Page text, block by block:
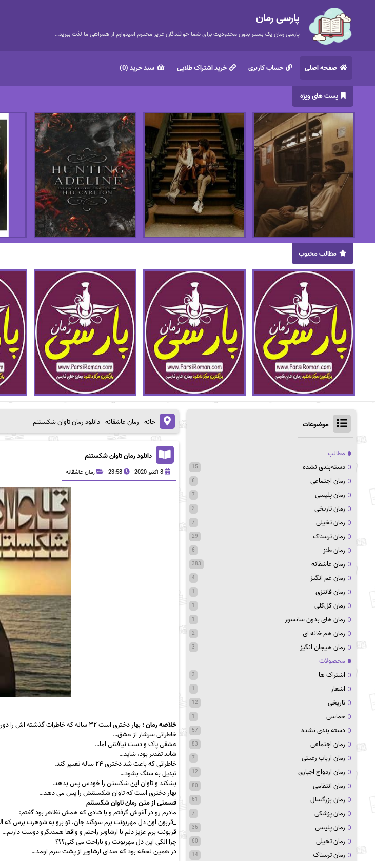
پارسی رمان
پارسی رمان یک بستر بدون محدودیت برای شما خوانندگان عزیز محترم امیدوارم از همراهی ما لذت ببرید…
صفحه اصلی حساب کاربری خرید اشتراک طلایی سبد خرید (0)
پست های ویژه
مطالب محبوب
خانه-رمان عاشقانه-دانلود رمان تاوان شکستنم
دانلود رمان تاوان شکستنم
8 اکتبر 2020 23:58 رمان عاشقانه
خلاصه رمان :بهار دختری است ۳۲ ساله که خاطرات گذشته اش را دوره می کند.
خاطراتی سرشار از عشق…
عشقی پاک و دست نیافتنی اما…
شاید تقدیر بود، شاید…
خاطراتی که باعت شد دختری ۲۴ ساله تغییر کند.
تبدیل به سنگ بشود…
بشکند و تاوان این شکستن را خودس پس بدهد.
بهار دختری است که تاوان شکستنش را پس می دهد…
قسمتی از متن رمان تاوان شکستنم
مادرم رو در آغوش گرفتم و با شادی که همش تظاهر بود گفتم:
_قربون اون دل مهربونت برم سوگند جان، تو برو به شوهرت برس
قربونت برم عزیز دلم با ارشاویر راحتم و واقعا همدیگرو دوست داریم…
چرا الکی این دل مهربونت رو ناراحت می کنی؟؟؟
در همین لحظه بود که صدای ارشاویر از پشت سرم اومد…
موضوعات
مطالب
دسته‌بندی نشده
15
رمان اجتماعی 6
رمان پلیسی 7
رمان تاریخی 2
رمان تخیلی 7
رمان ترسناک 29
رمان طنز 6
رمان عاشقانه 383
رمان غم انگیز 4
رمان فانتزی 1
رمان کل‌کلی 1
رمان های بدون سانسور 1
رمان هم خانه ای 2
رمان هیجان انگیز 3
محصولات
اشتراک ها
3
اشعار 1
تاریخی 12
حماسی 1
دسته بندی نشده 57
رمان اجتماعی 83
رمان ارباب رعیتی 7
رمان ازدواج اجباری 12
رمان انتقامی 80
رمان بزرگسال 61
رمان پزشکی 7
رمان پلیسی 36
رمان تخیلی 60
رمان ترسناک 14